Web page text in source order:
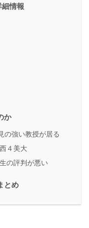
細情報
か
の強い教授が居る
４美大
の評判が悪い
とめ